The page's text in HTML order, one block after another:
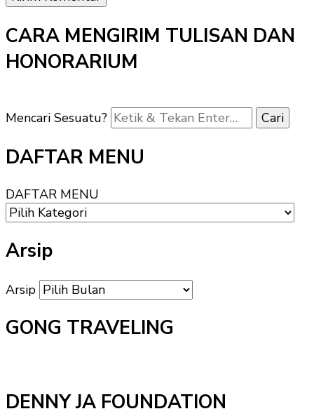
CARA MENGIRIM TULISAN DAN
HONORARIUM
Mencari Sesuatu?
DAFTAR MENU
DAFTAR MENU
Arsip
Arsip
GONG TRAVELING
DENNY JA FOUNDATION